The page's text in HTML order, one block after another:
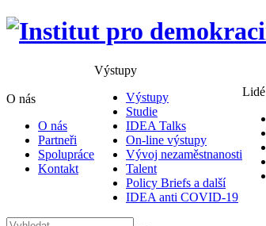
O nás
O nás
Partneři
Spolupráce
Kontakt
Výstupy
Výstupy
Studie
IDEA Talks
On-line výstupy
Vývoj nezaměstnanosti
Talent
Policy Briefs a další
IDEA anti COVID-19
Lidé